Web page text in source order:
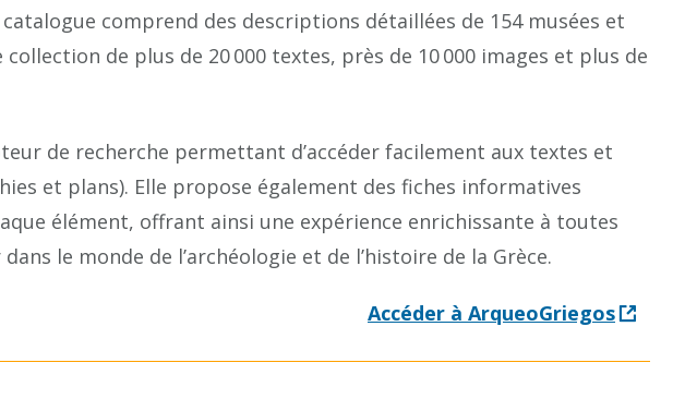
comprend des descriptions détaillées de 154 musées et
de plus de 20 000 textes, près de 10 000 images et plus de
de recherche permettant d’accéder facilement aux textes et
et plans). Elle propose également des fiches informatives
élément, offrant ainsi une expérience enrichissante à toutes
le monde de l’archéologie et de l’histoire de la Grèce.
Accéder à ArqueoGriegos